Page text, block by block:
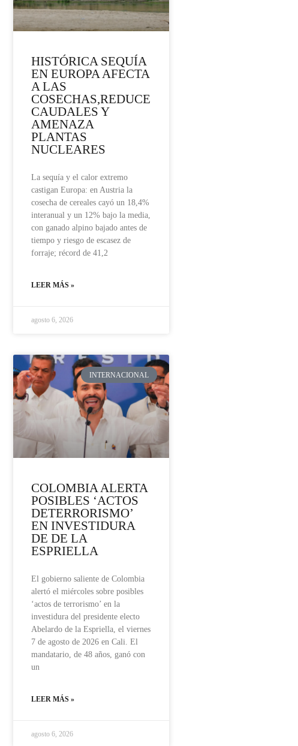
HISTÓRICA SEQUÍA
EN EUROPA AFECTA
A LAS
COSECHAS,REDUCE
CAUDALES Y
AMENAZA
PLANTAS
NUCLEARES
La sequía y el calor extremo
castigan Europa: en Austria la
cosecha de cereales cayó un 18,4%
interanual y un 12% bajo la media,
con ganado alpino bajado antes de
tiempo y riesgo de escasez de
forraje; récord de 41,2
LEER MÁS »
agosto 6, 2026
INTERNACIONAL
COLOMBIA ALERTA
POSIBLES ‘ACTOS
DETERRORISMO’
EN INVESTIDURA
DE DE LA
ESPRIELLA
El gobierno saliente de Colombia
alertó el miércoles sobre posibles
‘actos de terrorismo’ en la
investidura del presidente electo
Abelardo de la Espriella, el viernes
7 de agosto de 2026 en Cali. El
mandatario, de 48 años, ganó con
un
LEER MÁS »
agosto 6, 2026